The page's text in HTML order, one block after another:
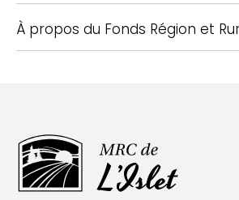
À propos du Fonds Région et